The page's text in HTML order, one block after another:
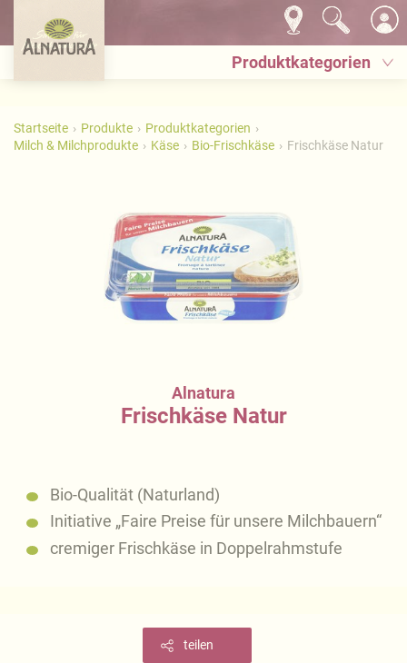
Produktkategorien
Startseite Produkte
Produktkategorien
Milch & Milchprodukte
Käse Bio-Frischkäse Frischkäse Natur
Alnatura
Frischkäse Natur
Bio-Qualität (Naturland)
Initiative „Faire Preise für unsere Milchbauern“
cremiger Frischkäse in Doppelrahmstufe
teilen